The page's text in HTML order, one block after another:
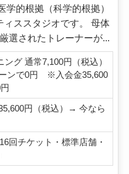
学的根拠（科学的根拠）
ィススタジオです。 母体
選されたトレーナーが...
ング 通常7,100円（税込）
ンで0円 ※入会金35,600
円（税込）→ 今なら
回チケット・標準店舗・